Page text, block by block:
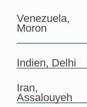
Venezuela,
Moron
Indien, Delhi
Iran,
Assalouyeh